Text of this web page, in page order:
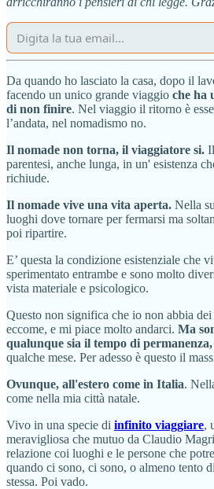
Da quando ho lasciato la casa, dopo il
facendo un unico grande viaggio che ha
di non finire. Nel viaggio il ritorno è
l’andata, nel nomadismo no.
Il nomade non torna, il viaggiatore si.
parentesi, anche lunga, in un' esistenza
richiude.
Il nomade vive una vita aperta. Nella
luoghi dove tornare per fermarsi ma
poi ripartire.
E’ questa la condizione esistenziale che
sperimentato entrambe e sono molto
vista materiale e psicologico.
Questo non significa che io non abbia
eccome, e mi piace molto andarci. Ma
qualunque sia il tempo di permanenza,
qualche mese. Per adesso è questo il
Ovunque, all'estero come in Italia.
come nella mia città natale.
Vivo in una specie di infinito viaggiare,
meravigliosa che mutuo da Claudio
relazione coi luoghi e le persone che
quando ci sono, ci sono, o almeno tento
stessa. Poi vado.